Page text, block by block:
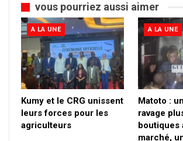
vous pourriez aussi aimer
A LA UNE
Kumy et le CRG unissent
leurs forces pour les
agriculteurs
A LA UNE
Matoto :
ravage
boutiques
marché,